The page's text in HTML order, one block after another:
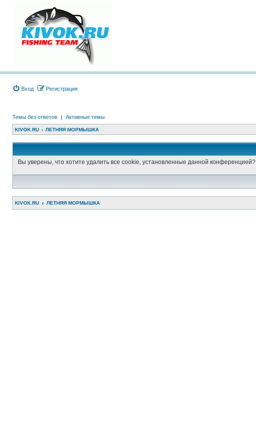
Вход Регистрация
Темы без ответов | Активные темы
KIVOK.RU ЛЕТНЯЯ МОРМЫШКА
Вы уверены, что хотите удалить все cookie, установленные данной конференцией?
KIVOK.RU ЛЕТНЯЯ МОРМЫШКА